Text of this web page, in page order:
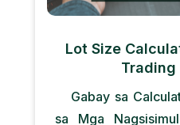
Lot Size
Trading
Gabay sa
sa Mga